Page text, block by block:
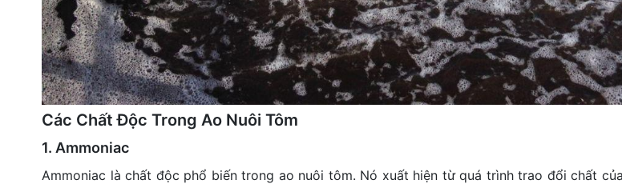
Các Chất Độc Trong Ao Nuôi Tôm
1. Ammoniac
Ammoniac là chất độc phổ biến trong ao nuôi tôm. Nó xuất hiện từ quá trình trao đổi chất